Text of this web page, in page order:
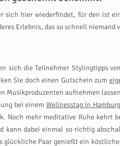
hier wiederfindet, für den ist
Erlebnis, das so schnell niemand
sich die Teilnehmer Stylingtipps
Sie doch einen Gutschein zum
Musikproduzenten aufnehmen
bei einem Wellnesstag in Hamburg
Noch mehr meditative Ruhe kehrt
kann dabei einmal so richtig
glückliche Paar genießt ein